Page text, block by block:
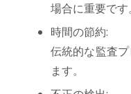
場合に重要です。
時間の節約:
伝統的な監査
ます。